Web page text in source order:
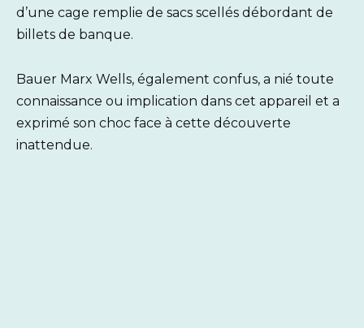
d’une cage remplie de sacs scellés débordant de
billets de banque.
Bauer Marx Wells, également confus, a nié toute
connaissance ou implication dans cet appareil et a
exprimé son choc face à cette découverte
inattendue.